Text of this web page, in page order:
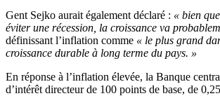
Gent Sejko aurait également déclaré : « bien
éviter une récession, la croissance va
définissant l’inflation comme « le plus grand
croissance durable à long terme du pays. »
En réponse à l’inflation élevée, la Banque
d’intérêt directeur de 100 points de base, de